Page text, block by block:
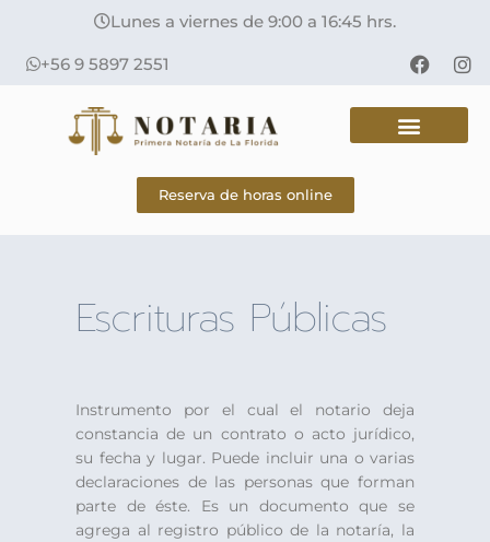
Lunes a viernes de 9:00 a 16:45 hrs.
+56 9 5897 2551
Reserva de horas online
Escrituras Públicas
Instrumento por el cual el notario deja
constancia de un contrato o acto jurídico,
su fecha y lugar. Puede incluir una o varias
declaraciones de las personas que forman
parte de éste. Es un documento que se
agrega al registro público de la notaría, la